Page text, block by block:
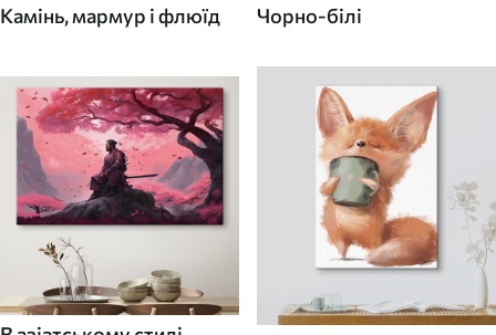
Камінь, мармур і флюїд Чорно-білі